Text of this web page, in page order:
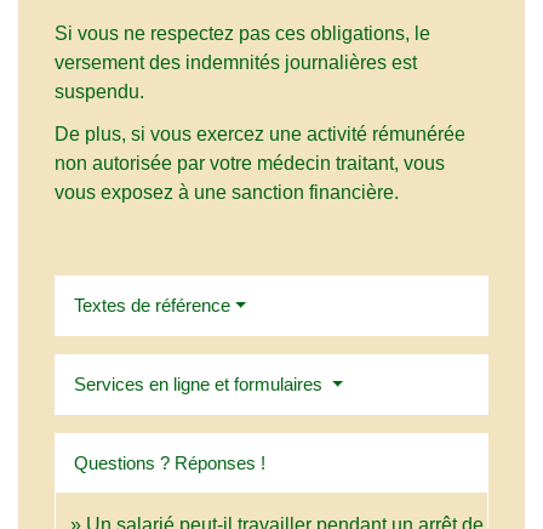
Si vous ne respectez pas ces obligations, le
versement des indemnités journalières est
suspendu.
De plus, si vous exercez une activité rémunérée
non autorisée par votre médecin traitant, vous
vous exposez à une sanction financière.
Textes de référence
Services en ligne et formulaires
Questions ? Réponses !